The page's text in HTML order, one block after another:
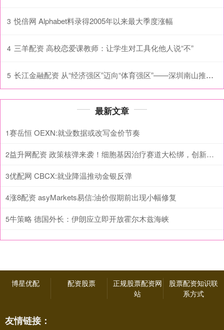
3 悦倍网 Alphabet料录得2005年以来最大季度涨幅
4 三羊配资 高校恋爱课教师：让学生对工具化他人说“不”
5 长江金融配资 从“经济强区”迈向“体育强区”——深圳南山推动体育事业高质量发展观察
最新文章
1赛岳恒 OEXN:就业数据或改写金价节奏
2 益升网配资 政策核弹来袭！细胞基因治疗赛道大松绑，创新药反转行情正式启动
3优配网 CBCX:就业降温推动金银反弹
4涨8配资 asyMarkets易信:油价假期前出现小幅修复
5牛策略 德国外长：伊朗应立即开放霍尔木兹海峡
博星优配 配资股票
正规股票配资网
站
股票配资知识联
系方式
友情链接：